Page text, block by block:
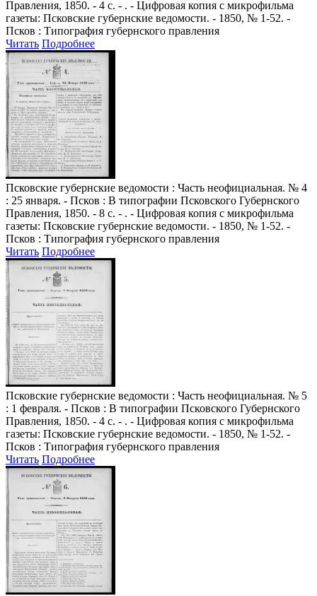
Правления, 1850. - 4 с. - . - Цифровая копия с микрофильма
газеты: Псковские губернские ведомости. - 1850, № 1-52. -
Псков : Типография губернского правления
Читать Подробнее
Псковские губернские ведомости : Часть неофициальная. № 4
: 25 января. - Псков : В типографии Псковского Губернского
Правления, 1850. - 8 с. - . - Цифровая копия с микрофильма
газеты: Псковские губернские ведомости. - 1850, № 1-52. -
Псков : Типография губернского правления
Читать Подробнее
Псковские губернские ведомости : Часть неофициальная. № 5
: 1 февраля. - Псков : В типографии Псковского Губернского
Правления, 1850. - 4 с. - . - Цифровая копия с микрофильма
газеты: Псковские губернские ведомости. - 1850, № 1-52. -
Псков : Типография губернского правления
Читать Подробнее